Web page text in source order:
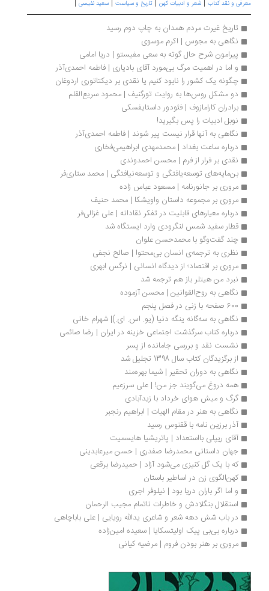
و نقد کتاب|شعر و ادبیات کهن|تاریخ و سیاست |سعید نفیسی|
تاریخ غیرت مردم همدان به چاپ دوم رسید
نگاهی به مجوس | اکرم موسوی
پیرامون شرح حال گوته به سعی مفیستو | دریا امامی
و اما در اهمیت مرگ بی‌مورد آقای بادیاری | فاطمه احمدی‌آذر
چگونه یک کشور را نابود کنیم یا نقدی بر دیکتاتوری اردوغان
دو مشکل روس‌ها به روایت تورگنیف | محمود سریع‌القلم
برادران کارامازوف | فئودور داستایفسکی
نوبل ادبیات را پس بگیرید!
نگاهی به آنها قرار نیست پیر شوند | فاطمه احمدی‌آذر
درباره ساعت بغداد | محمدمهدی ابراهیمی‌فخاری
نقدی بر فرار از فرم | محسن احمدوندی
بن‌مایه‌های توسعه‌یافتگی و توسعه‌نیافتگی | محمد ستاری‌فر
مروری بر جانورنامه | مسعود عباس زاده
مروری بر مجموعه داستان واویشکا | محمد حنیف
درباره معیارهای قابلیت در تفکر نقادانه | علی غزالی‌فر
قطار سفید شمس لنگرودی وارد ایستگاه شد
چند‌ گفت‌وگو با محمد‌حسن علوان
نظری به ترجمه‌ی انسان بی‌محتوا | صالح نجفی
مروری بر اقتصاد؛ از دیدگاه انسانی | نرگس ابهری
نبرد من هیتلر باز هم ترجمه شد
نگاهی به روح‌القوانین | محسن آزموده
نگاهی به سه‌گانه ینگه دنیا (یو. اس. ای.)| شهرام خانی
درباره کتاب سرگذشت اجتماعی خزینه در ایران | رضا صائمی
نشست نقد و بررسی جامانده از پسر
از برگزیدگان کتاب سال 1398 تجلیل شد
نگاهی به دوران تحقیر | شیما بهره‌مند
همه دروغ می‌گویند جز من! | علی سرزعیم
گرگ و میش هوای خرداد با زیدآبادی
نگاهی به هنر در مقام الهیات | ابراهیم رنجبر
آذر برزین نامه با ققنوس رسید
آقای ریپلی بااستعداد | پاتریشیا هایسمیت
جهان داستانی محمدرضا صفدری | حسن میرعابدینی
که با یک گل کنیزی می‌شود آزاد | حمیدرضا برقعی
کهن‌الگوی زن در اساطیر باستان
و اما اگر باران دریا بود | نیلوفر اجری
استقلال بنگلادش و خاطرات ناتمام مجیب الرحمان
در باب شش دهه شعر و شاعری یدالله رویایی | علی باباچاهی
درباره بی‌بی پیک اولیتسکایا | سعیده امین‌زاده
مروری بر هنر بودن فروم | مرضیه کیانی